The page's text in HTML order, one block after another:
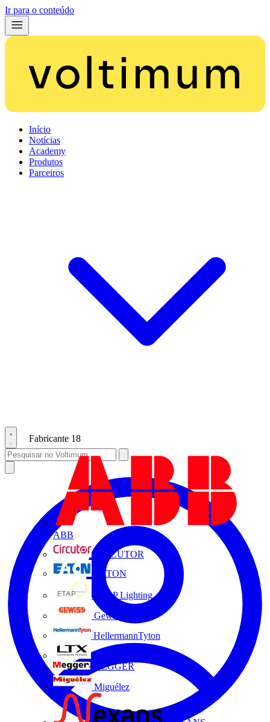
Ir para o conteúdo
Início
Notícias
Academy
Produtos
Parceiros
Fabricante 18
ABB
CIRCUTOR
EATON
ETAP Lighting
Gewiss
HellermannTyton
MEGGER
Miguélez